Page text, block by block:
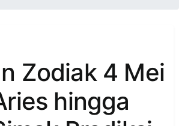
Zodiak 4 Mei
hingga